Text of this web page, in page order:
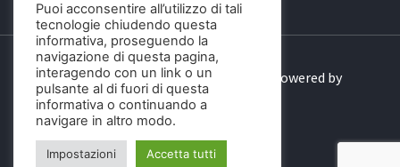
© 2023 Birra Informa. All Rights Reserved. Powered by
DIGITALSENSE
Puoi acconsentire all’utilizzo di tali
tecnologie chiudendo questa
informativa, proseguendo la
navigazione di questa pagina,
interagendo con un link o un
pulsante al di fuori di questa
informativa o continuando a
navigare in altro modo.
Impostazioni Accetta tutti